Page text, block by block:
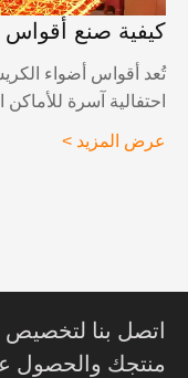
صنع أقواس
أقواس أضواء
آسرة للأماكن
المزيد >
بنا لتخصيص
والحصول على